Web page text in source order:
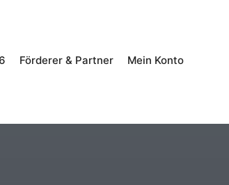
Förderer & Partner Mein Konto